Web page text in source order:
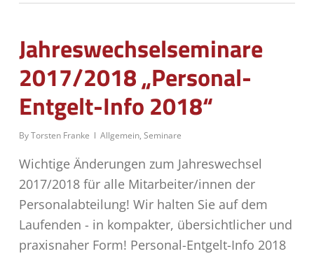
Jahreswechselseminare
2017/2018 „Personal-
Entgelt-Info 2018“
ByTorsten Franke Allgemein, Seminare
Wichtige Änderungen zum Jahreswechsel
2017/2018 für alle Mitarbeiter/innen der
Personalabteilung! Wir halten Sie auf dem
Laufenden - in kompakter, übersichtlicher und
praxisnaher Form! Personal-Entgelt-Info 2018